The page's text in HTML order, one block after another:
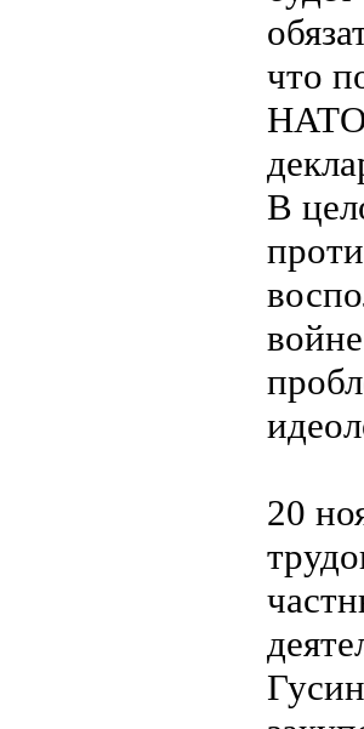
что
НАТО
В
20